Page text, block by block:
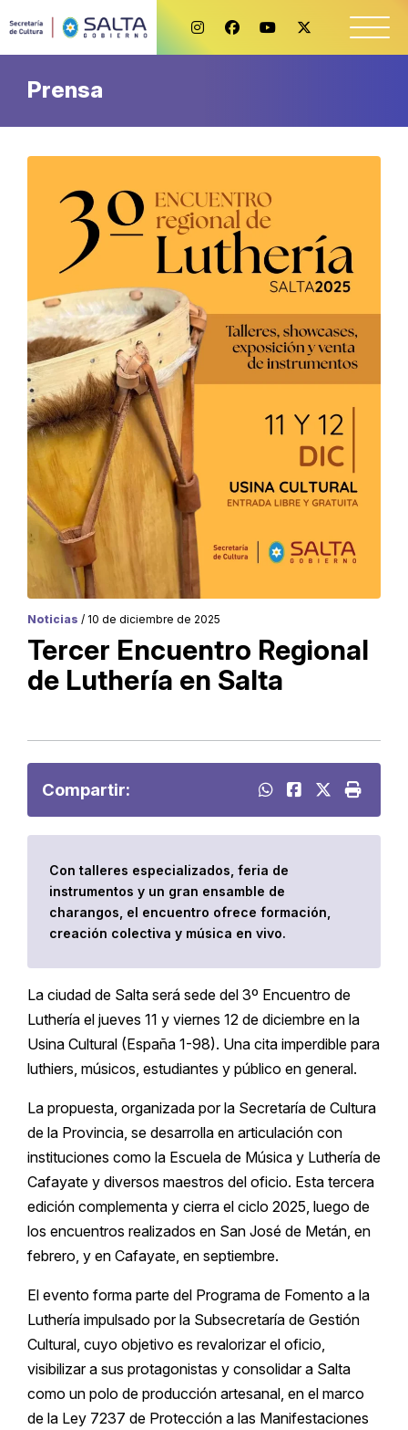
Prensa
Noticias / 10 de diciembre de 2025
Tercer Encuentro Regional
de Luthería en Salta
Compartir:
Con talleres especializados, feria de
instrumentos y un gran ensamble de
charangos, el encuentro ofrece formación,
creación colectiva y música en vivo.
La ciudad de Salta será sede del 3º Encuentro de
Luthería el jueves 11 y viernes 12 de diciembre en la
Usina Cultural (España 1-98). Una cita imperdible para
luthiers, músicos, estudiantes y público en general.
La propuesta, organizada por la Secretaría de Cultura
de la Provincia, se desarrolla en articulación con
instituciones como la Escuela de Música y Luthería de
Cafayate y diversos maestros del oficio. Esta tercera
edición complementa y cierra el ciclo 2025, luego de
los encuentros realizados en San José de Metán, en
febrero, y en Cafayate, en septiembre.
El evento forma parte del Programa de Fomento a la
Luthería impulsado por la Subsecretaría de Gestión
Cultural, cuyo objetivo es revalorizar el oficio,
visibilizar a sus protagonistas y consolidar a Salta
como un polo de producción artesanal, en el marco
de la Ley 7237 de Protección a las Manifestaciones